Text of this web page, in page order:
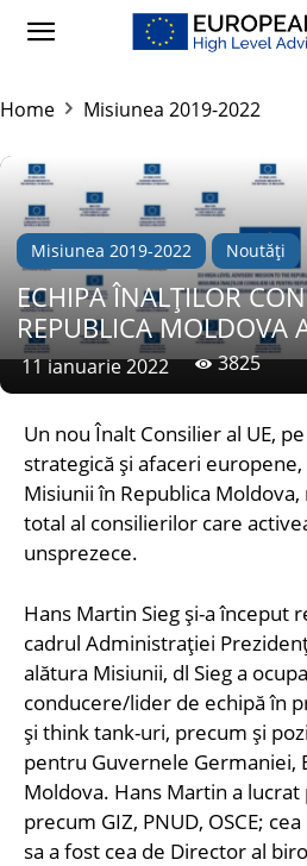
Home Misiunea 2019-2022
Misiunea 2019-2022 Noutăți
ECHIPA ÎNALȚILOR
REPUBLICA MOLDOVA
11 ianuarie 2022 3825
Un nou Înalt Consilier al UE,
strategică și afaceri
Misiunii în Republica
total al consilierilor care
unsprezece.
Hans Martin Sieg și-a început
cadrul Administrației
alătura Misiunii, dl Sieg a
conducere/lider de echipă în
și think tank-uri, precum și
pentru Guvernele Germaniei,
Moldova. Hans Martin a
precum GIZ, PNUD, OSCE;
sa a fost cea de Director al